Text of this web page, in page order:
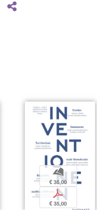
b
€ 35,00
p
€ 35,00